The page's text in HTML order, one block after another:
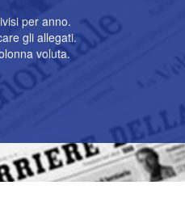
per anno.
gli allegati.
voluta.